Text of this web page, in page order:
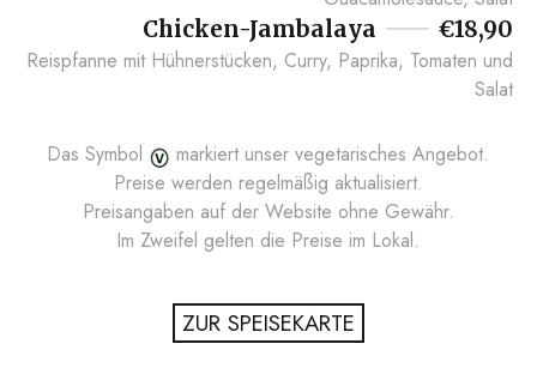
Chicken-Jambalaya
€18,90
Reispfanne mit Hühnerstücken, Curry, Paprika, Tomaten und
Salat
Das Symbol markiert unser vegetarisches Angebot.
Preise werden regelmäßig aktualisiert.
Preisangaben auf der Website ohne Gewähr.
Im Zweifel gelten die Preise im Lokal.
ZUR SPEISEKARTE